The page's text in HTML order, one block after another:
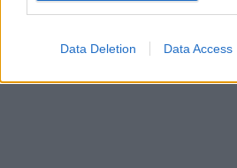
Data Deletion Data Access